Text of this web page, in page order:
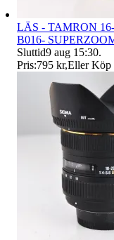
LÄS - TAMRON
B016-
Sluttid9 aug 15:30.
Pris:795 kr,Eller Köp